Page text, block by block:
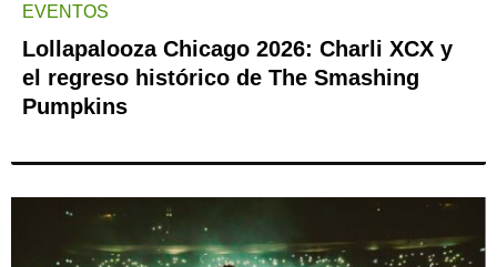
EVENTOS
Lollapalooza Chicago 2026: Charli XCX y
el regreso histórico de The Smashing
Pumpkins